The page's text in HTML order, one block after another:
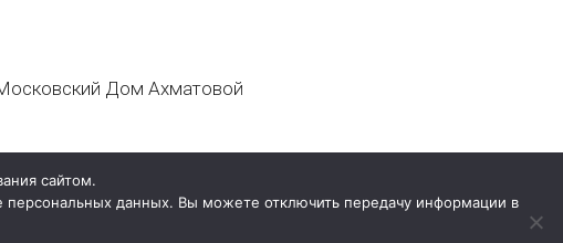
Дом Ахматовой
сайтом.
персональных данных. Вы можете отключить передачу информации в